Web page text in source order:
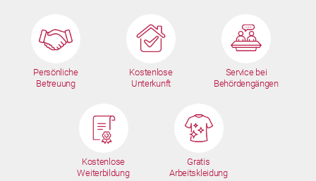
Persönliche
Betreuung
Kostenlose
Unterkunft
Service bei
Behördengängen
Kostenlose
Weiterbildung
Gratis
Arbeitskleidung